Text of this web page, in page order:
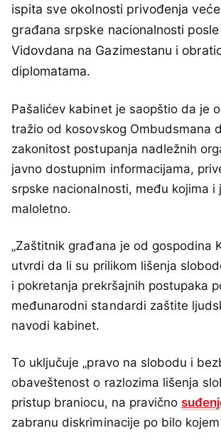
ispita sve okolnosti privođenja
građana srpske nacionalnosti
Vidovdana na Gazimestanu i
diplomatama.
Pašalićev kabinet je saopštio da je
tražio od kosovskog Ombudsmana
zakonitost postupanja nadležnih
javno dostupnim informacijama,
srpske nacionalnosti, među kojima i
maloletno.
„Zaštitnik građana je od gospodina
utvrdi da li su prilikom lišenja
i pokretanja prekršajnih postupaka
međunarodni standardi zaštite
navodi kabinet.
To uključuje „pravo na slobodu i
obaveštenost o razlozima lišenja
pristup braniocu, na pravično
zabranu diskriminacije po bilo kojem